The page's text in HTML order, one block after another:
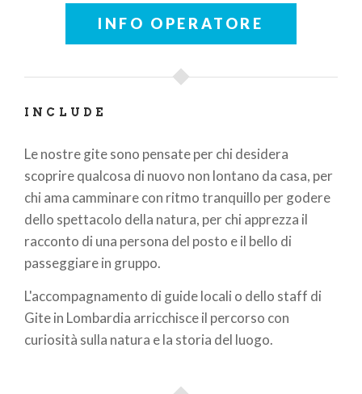
INFO OPERATORE
INCLUDE
Le nostre gite sono pensate per chi desidera
scoprire qualcosa di nuovo non lontano da casa, per
chi ama camminare con ritmo tranquillo per godere
dello spettacolo della natura, per chi apprezza il
racconto di una persona del posto e il bello di
passeggiare in gruppo.
L'accompagnamento di guide locali o dello staff di
Gite in Lombardia arricchisce il percorso con
curiosità sulla natura e la storia del luogo.